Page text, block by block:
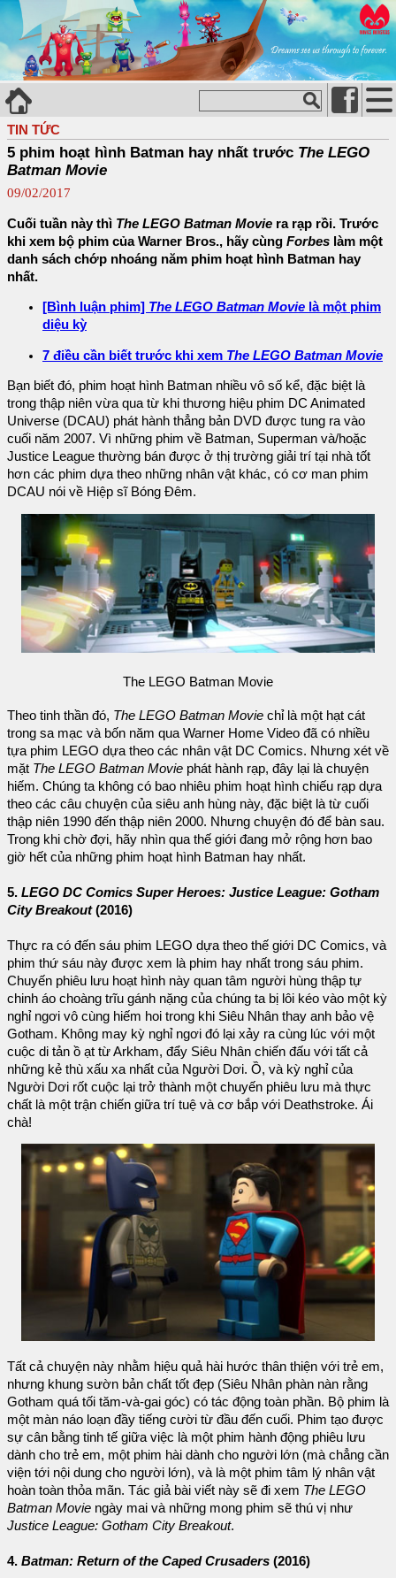
TIN TỨC
5 phim hoạt hình Batman hay nhất trước The LEGO
Batman Movie
09/02/2017
Cuối tuần này thì The LEGO Batman Movie ra rạp rồi. Trước
khi xem bộ phim của Warner Bros., hãy cùng Forbes làm một
danh sách chớp nhoáng năm phim hoạt hình Batman hay
nhất.
[Bình luận phim] The LEGO Batman Movie là một phim
diệu kỳ
7 điều cần biết trước khi xem The LEGO Batman Movie
Bạn biết đó, phim hoạt hình Batman nhiều vô số kể, đặc biệt là
trong thập niên vừa qua từ khi thương hiệu phim DC Animated
Universe (DCAU) phát hành thẳng bản DVD được tung ra vào
cuối năm 2007. Vì những phim về Batman, Superman và/hoặc
Justice League thường bán được ở thị trường giải trí tại nhà tốt
hơn các phim dựa theo những nhân vật khác, có cơ man phim
DCAU nói về Hiệp sĩ Bóng Đêm.
The LEGO Batman Movie
Theo tinh thần đó, The LEGO Batman Movie chỉ là một hạt cát
trong sa mạc và bốn năm qua Warner Home Video đã có nhiều
tựa phim LEGO dựa theo các nhân vật DC Comics. Nhưng xét về
mặt The LEGO Batman Movie phát hành rạp, đây lại là chuyện
hiếm. Chúng ta không có bao nhiêu phim hoạt hình chiếu rạp dựa
theo các câu chuyện của siêu anh hùng này, đặc biệt là từ cuối
thập niên 1990 đến thập niên 2000. Nhưng chuyện đó để bàn sau.
Trong khi chờ đợi, hãy nhìn qua thế giới đang mở rộng hơn bao
giờ hết của những phim hoạt hình Batman hay nhất.
5. LEGO DC Comics Super Heroes: Justice League: Gotham
City Breakout(2016)
Thực ra có đến sáu phim LEGO dựa theo thế giới DC Comics, và
phim thứ sáu này được xem là phim hay nhất trong sáu phim.
Chuyến phiêu lưu hoạt hình này quan tâm người hùng thập tự
chinh áo choàng trĩu gánh nặng của chúng ta bị lôi kéo vào một kỳ
nghỉ ngơi vô cùng hiếm hoi trong khi Siêu Nhân thay anh bảo vệ
Gotham. Không may kỳ nghỉ ngơi đó lại xảy ra cùng lúc với một
cuộc di tản ồ ạt từ Arkham, đẩy Siêu Nhân chiến đấu với tất cả
những kẻ thù xấu xa nhất của Người Dơi. Ồ, và kỳ nghỉ của
Người Dơi rốt cuộc lại trở thành một chuyến phiêu lưu mà thực
chất là một trận chiến giữa trí tuệ và cơ bắp với Deathstroke. Ái
chà!
Tất cả chuyện này nhằm hiệu quả hài hước thân thiện với trẻ em,
nhưng khung sườn bản chất tốt đẹp (Siêu Nhân phàn nàn rằng
Gotham quá tối tăm-và-gai góc) có tác động toàn phần. Bộ phim là
một màn náo loạn đầy tiếng cười từ đầu đến cuối. Phim tạo được
sự cân bằng tinh tế giữa việc là một phim hành động phiêu lưu
dành cho trẻ em, một phim hài dành cho người lớn (mà chẳng cần
viện tới nội dung cho người lớn), và là một phim tâm lý nhân vật
hoàn toàn thỏa mãn. Tác giả bài viết này sẽ đi xem The LEGO
Batman Movie ngày mai và những mong phim sẽ thú vị như
Justice League: Gotham City Breakout.
4. Batman: Return of the Caped Crusaders (2016)